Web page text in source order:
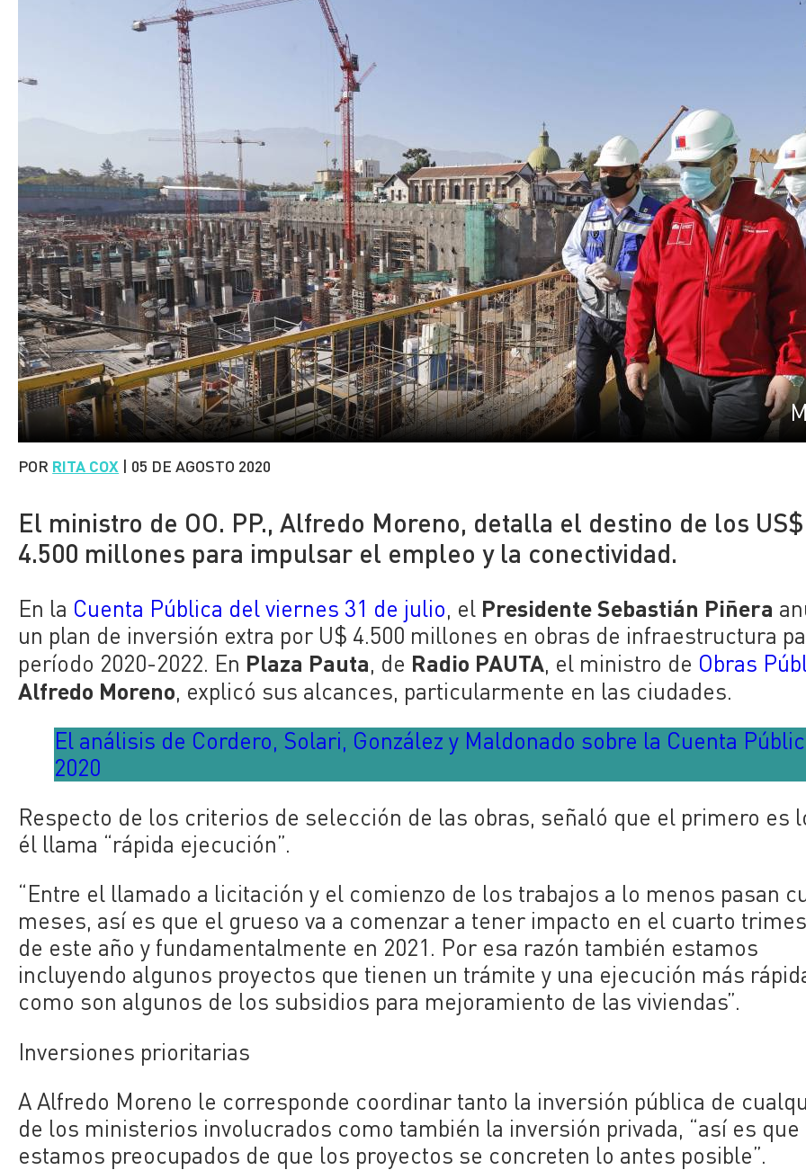
POR RITA COX | 05 DE AGOSTO 2020
El ministro de OO. PP., Alfredo Moreno, detalla el destino de los US$
4.500 millones para impulsar el empleo y la conectividad.
En la Cuenta Pública del viernes 31 de julio, el Presidente Sebastián Piñera
un plan de inversión extra por U$ 4.500 millones en obras de infraestructura
período 2020-2022. En Plaza Pauta, de Radio PAUTA, el ministro de Obras
Alfredo Moreno, explicó sus alcances, particularmente en las ciudades.
El análisis de Cordero, Solari, González y Maldonado sobre la Cuenta
2020
Respecto de los criterios de selección de las obras, señaló que el primero es
él llama “rápida ejecución”.
“Entre el llamado a licitación y el comienzo de los trabajos a lo menos pasan
meses, así es que el grueso va a comenzar a tener impacto en el cuarto
de este año y fundamentalmente en 2021. Por esa razón también estamos
incluyendo algunos proyectos que tienen un trámite y una ejecución más
como son algunos de los subsidios para mejoramiento de las viviendas”.
Inversiones prioritarias
A Alfredo Moreno le corresponde coordinar tanto la inversión pública de
de los ministerios involucrados como también la inversión privada, “así es que
estamos preocupados de que los proyectos se concreten lo antes posible”.